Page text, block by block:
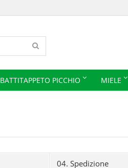
BATTITAPPETO PICCHIO MIELE
04. Spedizione